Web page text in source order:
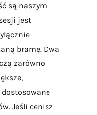
są naszym
jest
bramę. Dwa
zarówno
Jeśli cenisz